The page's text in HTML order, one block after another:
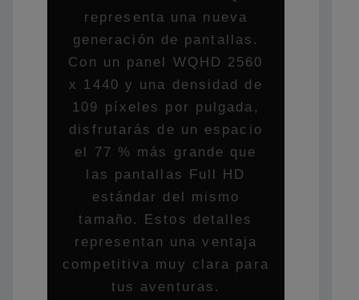
representa una nueva
generación de pantallas.
Con un panel WQHD 2560
x 1440 y una densidad de
109 píxeles por pulgada,
disfrutarás de un espacio
el 77 % más grande que
las pantallas Full HD
estándar del mismo
tamaño. Estos detalles
representan una ventaja
competitiva muy clara para
tus aventuras.